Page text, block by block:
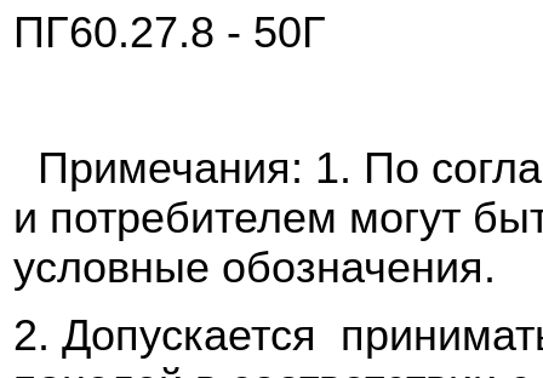
ПГ60.27.8 - 50Г
Примечания: 1. По
и потребителем могут
условные обозначения.
2. Допускается